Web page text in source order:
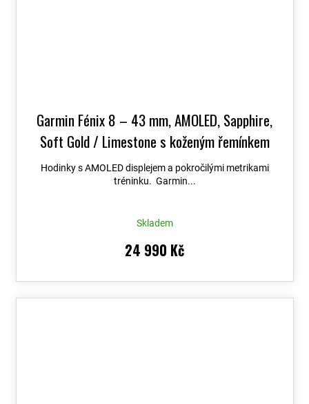
Garmin Fénix 8 – 43 mm, AMOLED, Sapphire,
Soft Gold / Limestone s koženým řemínkem
010-02903-40+ možnost výměny do 90 dní +
Topo Czech PRO Voucher
Hodinky s AMOLED displejem a pokročilými metrikami
tréninku. Garmin...
Skladem
24 990 Kč